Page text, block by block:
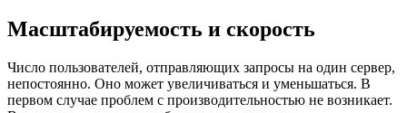
Масштабируемость и скорость
Число пользователей, отправляющих запросы на один сервер,
непостоянно. Оно может увеличиваться и уменьшаться. В
первом случае проблем с производительностью не возникает.